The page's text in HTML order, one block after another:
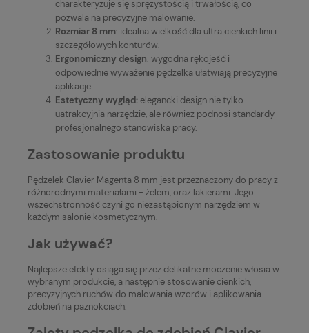
charakteryzuje się sprężystością i trwałością, co
pozwala na precyzyjne malowanie.
Rozmiar 8 mm: idealna wielkość dla ultra cienkich linii i
szczegółowych konturów.
Ergonomiczny design: wygodna rękojeść i
odpowiednie wyważenie pędzelka ułatwiają precyzyjne
aplikacje.
Estetyczny wygląd:elegancki design nie tylko
uatrakcyjnia narzędzie, ale również podnosi standardy
profesjonalnego stanowiska pracy.
Zastosowanie produktu
Pędzelek Clavier Magenta 8 mm jest przeznaczony do pracy z
różnorodnymi materiałami - żelem, oraz lakierami. Jego
wszechstronność czyni go niezastąpionym narzędziem w
każdym salonie kosmetycznym.
Jak używać?
Najlepsze efekty osiąga się przez delikatne moczenie włosia w
wybranym produkcie, a następnie stosowanie cienkich,
precyzyjnych ruchów do malowania wzorów i aplikowania
zdobień na paznokciach.